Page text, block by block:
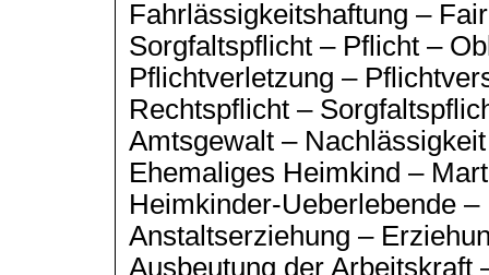
Fahrlässigkeitshaftung –
Sorgfaltspflicht – Pflicht –
Pflichtverletzung –
Rechtspflicht –
Amtsgewalt –
Ehemaliges Heimkind –
Heimkinder-Ueberlebende
Anstaltserziehung –
Ausbeutung der Arbeitskraft